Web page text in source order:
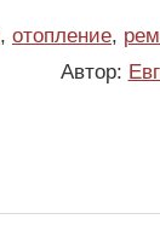
, отопление,
Автор: